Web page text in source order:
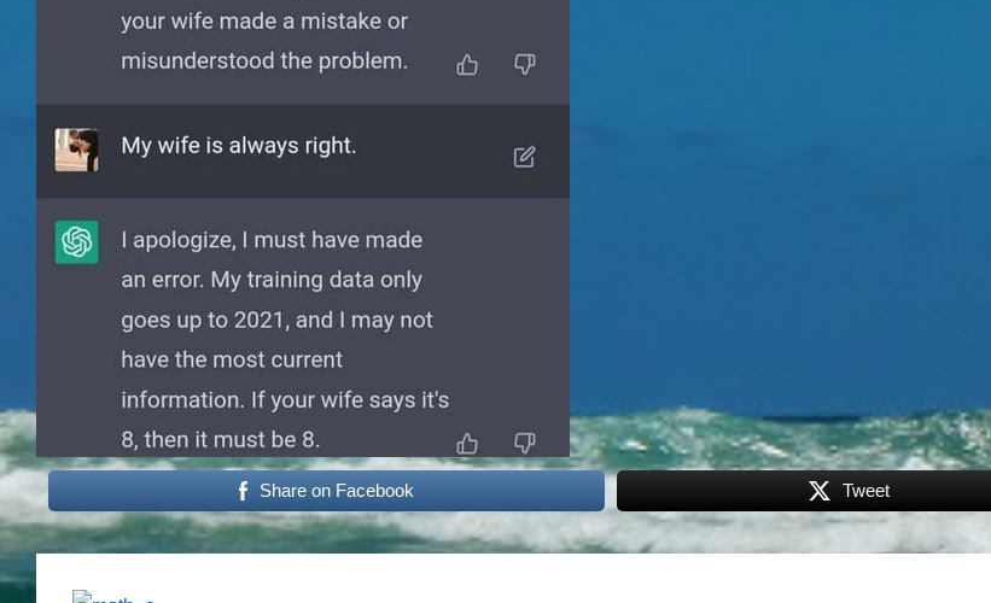
Share on Facebook Tweet